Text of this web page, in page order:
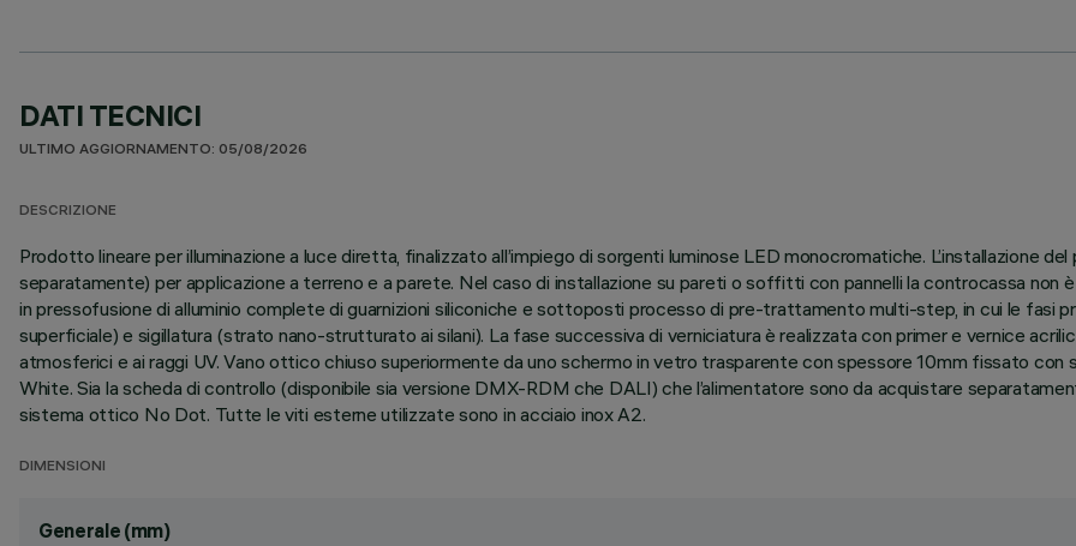
DATI TECNICI
ULTIMO AGGIORNAMENTO: 05/08/2026
DESCRIZIONE
Prodotto lineare per illuminazione a luce diretta, finalizzato all’impiego di sorgenti luminose LED monocromatiche. L’installazione
separatamente) per applicazione a terreno e a parete. Nel caso di installazione su pareti o soffitti con pannelli la controcassa non
in pressofusione di alluminio complete di guarnizioni siliconiche e sottoposti processo di pre-trattamento multi-step, in cui le fasi
superficiale) e sigillatura (strato nano-strutturato ai silani). La fase successiva di verniciatura è realizzata con primer e vernice
atmosferici e ai raggi UV. Vano ottico chiuso superiormente da uno schermo in vetro trasparente con spessore 10mm fissato
White. Sia la scheda di controllo (disponibile sia versione DMX-RDM che DALI) che l’alimentatore sono da acquistare
sistema ottico No Dot. Tutte le viti esterne utilizzate sono in acciaio inox A2.
DIMENSIONI
Generale (mm)